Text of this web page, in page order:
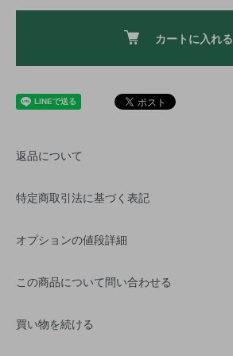
カートに入れる
返品について
特定商取引法に基づく表記
オプションの値段詳細
この商品について問い合わせる
買い物を続ける